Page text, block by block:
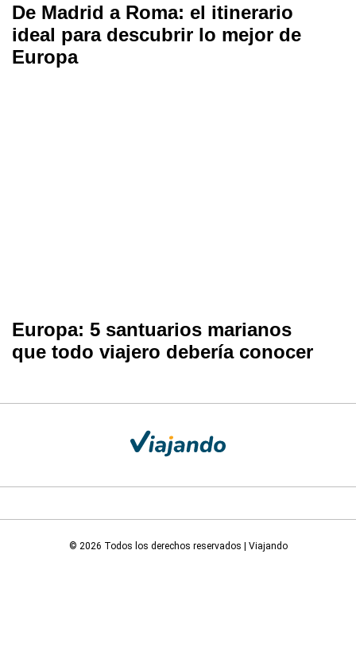
De Madrid a Roma: el itinerario
ideal para descubrir lo mejor de
Europa
Europa: 5 santuarios marianos
que todo viajero debería conocer
© 2026 Todos los derechos reservados | Viajando